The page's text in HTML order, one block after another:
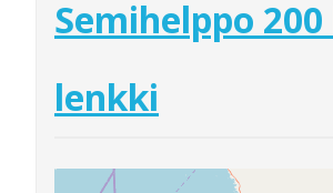
Semihelppo
lenkki